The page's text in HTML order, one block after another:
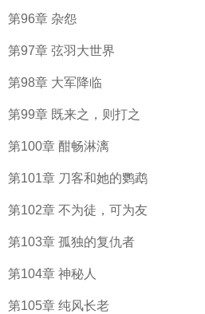
第96章 杂怨
第97章 弦羽大世界
第98章 大军降临
第99章 既来之，则打之
第100章 酣畅淋漓
第101章 刀客和她的鹦鹉
第102章 不为徒，可为友
第103章 孤独的复仇者
第104章 神秘人
第105章 纯风长老